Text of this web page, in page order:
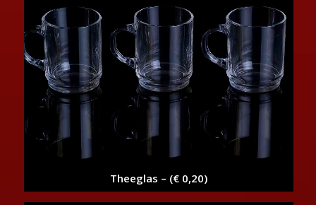
Theeglas – (€ 0,20)